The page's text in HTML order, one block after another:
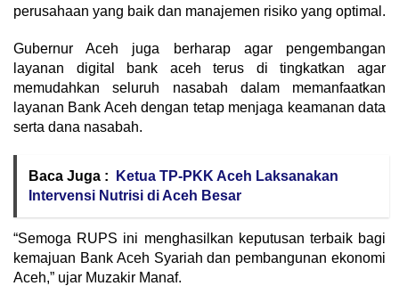
perusahaan yang baik dan manajemen risiko yang optimal.
Gubernur Aceh juga berharap agar pengembangan
layanan digital bank aceh terus di tingkatkan agar
memudahkan seluruh nasabah dalam memanfaatkan
layanan Bank Aceh dengan tetap menjaga keamanan data
serta dana nasabah.
Baca Juga :
Ketua TP-PKK Aceh Laksanakan
Intervensi Nutrisi di Aceh Besar
“Semoga RUPS ini menghasilkan keputusan terbaik bagi
kemajuan Bank Aceh Syariah dan pembangunan ekonomi
Aceh,” ujar Muzakir Manaf.